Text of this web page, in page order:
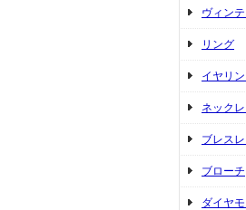
ヴィン
リング
イヤリ
ネック
ブレスレ
ブローチ
ダイヤ